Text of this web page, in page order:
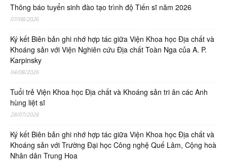
Thông báo tuyển sinh đào tạo trình độ Tiến sĩ năm 2026
07/08/2026
Ký kết Biên bản ghi nhớ hợp tác giữa Viện Khoa học Địa chất và
Khoáng sản với Viện Nghiên cứu Địa chất Toàn Nga của A. P.
Karpinsky
04/08/2026
Tuổi trẻ Viện Khoa học Địa chất và Khoáng sản tri ân các Anh
hùng liệt sĩ
28/07/2026
Ký kết Biên bản ghi nhớ hợp tác giữa Viện Khoa học Địa chất và
Khoáng sản với Trường Đại học Công nghệ Quế Lâm, Cộng hoà
Nhân dân Trung Hoa